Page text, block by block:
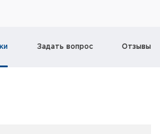
оружия
бутылки
Задать вопрос Отзывы